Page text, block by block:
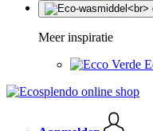
Meer inspiratie